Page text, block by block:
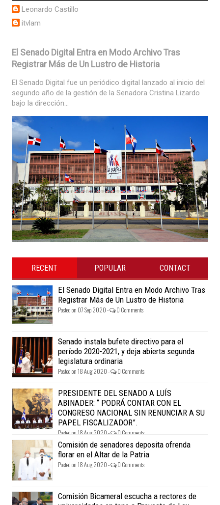
Leonardo Castillo
itvlam
El Senado Digital Entra en Modo Archivo Tras
Registrar Más de Un Lustro de Historia
El Senado Digital fue un periódico digital lanzado al inicio del
segundo año de la gestión de la Senadora Cristina Lizardo
bajo la dirección...
RECENT POPULAR CONTACT
El Senado Digital Entra en Modo Archivo Tras
Registrar Más de Un Lustro de Historia
Posted on 07 Sep 2020 - 0 Comments
Senado instala bufete directivo para el
período 2020-2021, y deja abierta segunda
legislatura ordinaria
Posted on 18 Aug 2020 - 0 Comments
PRESIDENTE DEL SENADO A LUÍS
ABINADER: “ PODRÁ CONTAR CON EL
CONGRESO NACIONAL SIN RENUNCIAR A SU
PAPEL FISCALIZADOR”.
Posted on 18 Aug 2020 - 0 Comments
Comisión de senadores deposita ofrenda
florar en el Altar de la Patria
Posted on 18 Aug 2020 - 0 Comments
Comisión Bicameral escucha a rectores de